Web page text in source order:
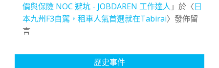
價與保險 NOC 避坑 - JOBDAREN 工作達人 」於〈日
本九州F3自駕，租車人氣首選就在Tabirai〉發佈留
言
歷史事件